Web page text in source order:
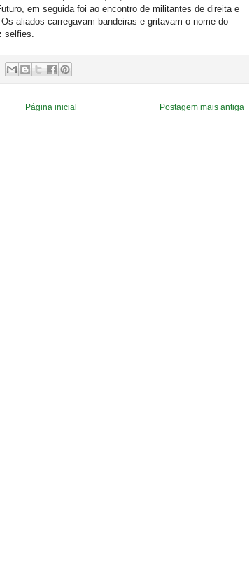
em seguida foi ao encontro de militantes de direita e
aliados carregavam bandeiras e gritavam o nome do
selfies.
Postagem mais antiga
Página inicial